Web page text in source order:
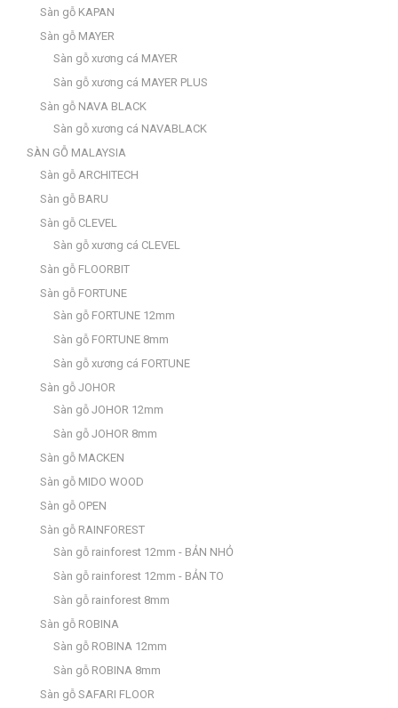
Sàn gỗ KAPAN
Sàn gỗ MAYER
Sàn gỗ xương cá MAYER
Sàn gỗ xương cá MAYER PLUS
Sàn gỗ NAVA BLACK
Sàn gỗ xương cá NAVABLACK
SÀN GỖ MALAYSIA
Sàn gỗ ARCHITECH
Sàn gỗ BARU
Sàn gỗ CLEVEL
Sàn gỗ xương cá CLEVEL
Sàn gỗ FLOORBIT
Sàn gỗ FORTUNE
Sàn gỗ FORTUNE 12mm
Sàn gỗ FORTUNE 8mm
Sàn gỗ xương cá FORTUNE
Sàn gỗ JOHOR
Sàn gỗ JOHOR 12mm
Sàn gỗ JOHOR 8mm
Sàn gỗ MACKEN
Sàn gỗ MIDO WOOD
Sàn gỗ OPEN
Sàn gỗ RAINFOREST
Sàn gỗ rainforest 12mm - BẢN NHỎ
Sàn gỗ rainforest 12mm - BẢN TO
Sàn gỗ rainforest 8mm
Sàn gỗ ROBINA
Sàn gỗ ROBINA 12mm
Sàn gỗ ROBINA 8mm
Sàn gỗ SAFARI FLOOR